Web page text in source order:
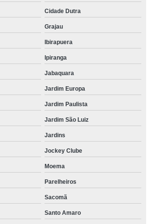
Cidade Dutra
Grajau
Ibirapuera
Ipiranga
Jabaquara
Jardim Europa
Jardim Paulista
Jardim São Luiz
Jardins
Jockey Clube
Moema
Parelheiros
Sacomã
Santo Amaro